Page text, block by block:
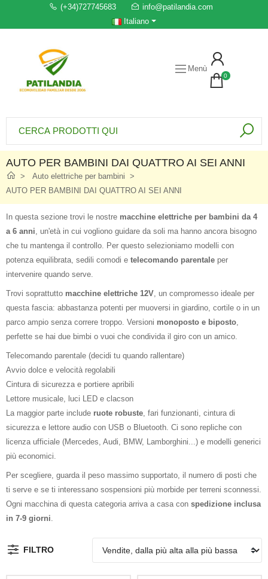
(+34)727745683
info@patilandia.com
Italiano
Menù
0
AUTO PER BAMBINI DAI QUATTRO AI SEI ANNI
Auto elettriche per bambini
AUTO PER BAMBINI DAI QUATTRO AI SEI ANNI
In questa sezione trovi le nostre macchine elettriche per bambini da 4
a 6 anni , un'età in cui vogliono guidare da soli ma hanno ancora bisogno
che tu mantenga il controllo. Per questo selezioniamo modelli con
potenza equilibrata, sedili comodi e telecomando parentale per
intervenire quando serve.
Trovi soprattutto macchine elettriche 12V , un compromesso ideale per
questa fascia: abbastanza potenti per muoversi in giardino, cortile o in un
parco ampio senza correre troppo. Versioni monoposto e biposto
perfette se hai due bimbi o vuoi che condivida il giro con un amico.
Telecomando parentale (decidi tu quando rallentare)
Avvio dolce e velocità regolabili
Cintura di sicurezza e portiere apribili
Lettore musicale, luci LED e clacson
La maggior parte include ruote robuste , fari funzionanti, cintura di
sicurezza e lettore audio con USB o Bluetooth. Ci sono repliche con
licenza ufficiale (Mercedes, Audi, BMW, Lamborghini...) e modelli generici
più economici.
Per scegliere, guarda il peso massimo supportato, il numero di posti che
ti serve e se ti interessano sospensioni più morbide per terreni sconnessi.
Ogni macchina di questa categoria arriva a casa con spedizione inclusa
in 7-9 giorni
FILTRO